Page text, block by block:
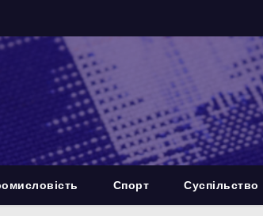
Спорт Суспільство